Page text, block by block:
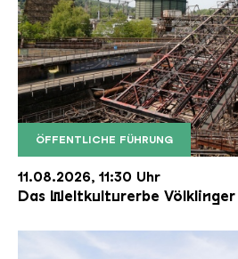
ÖFFENTLICHE FÜHRUNG
Der Erzschrägaufzug der
Copyright: Weltkulturerbe
11.08.2026, 11:30 Uhr
Das Weltkulturerbe